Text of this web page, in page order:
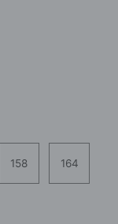
158 164